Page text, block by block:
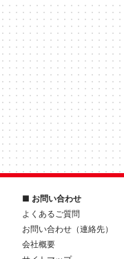
■ お問い合わせ
よくあるご質問
お問い合わせ（連絡先）
会社概要